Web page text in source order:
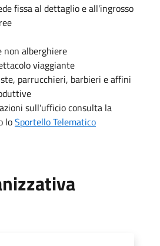
fissa al dettaglio e all'ingrosso
alberghiere
viaggiante
parrucchieri, barbieri e affini
sull'ufficio consulta la
loSportello Telematico